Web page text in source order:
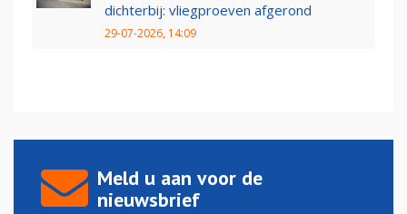
dichterbij: vliegproeven afgerond
29-07-2026, 14:09
Meld u aan voor de
nieuwsbrief